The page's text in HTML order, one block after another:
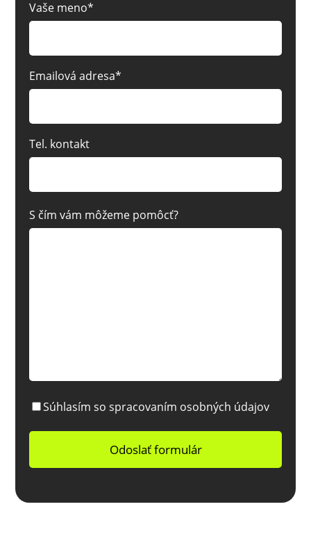
Vaše meno*
Emailová adresa*
Tel. kontakt
S čím vám môžeme pomôcť?
Súhlasím so spracovaním osobných údajov